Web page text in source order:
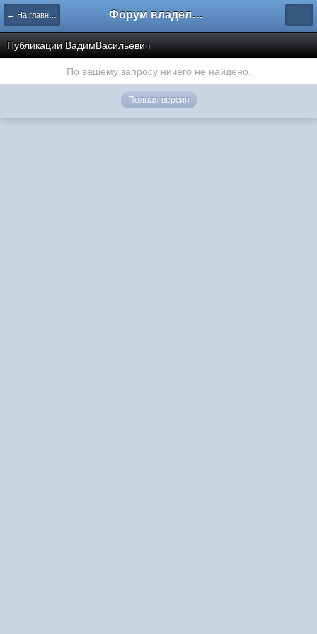
← На главную Форум владельцев интернет-магазинов
Публикации ВадимВасильевич
По вашему запросу ничего не найдено.
Полная версия